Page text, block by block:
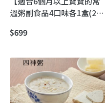
溫粥副食品4口味各1盒(2包/
新手媽媽輕鬆準備又安心
$699